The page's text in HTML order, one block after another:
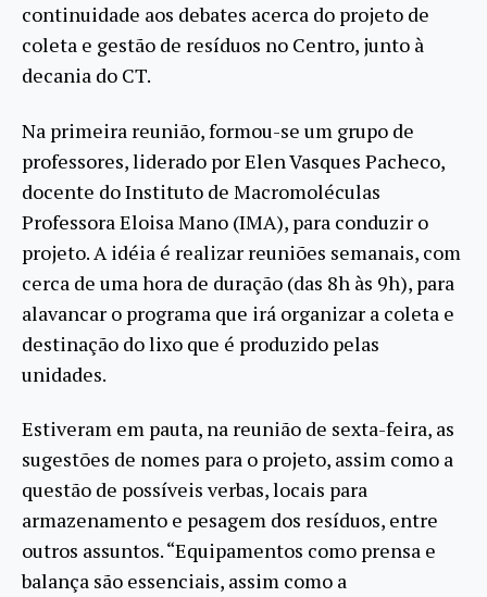
continuidade aos debates acerca do projeto de
coleta e gestão de resíduos no Centro, junto à
decania do CT.
Na primeira reunião, formou-se um grupo de
professores, liderado por Elen Vasques Pacheco,
docente do Instituto de Macromoléculas
Professora Eloisa Mano (IMA), para conduzir o
projeto. A idéia é realizar reuniões semanais, com
cerca de uma hora de duração (das 8h às 9h), para
alavancar o programa que irá organizar a coleta e
destinação do lixo que é produzido pelas
unidades.
Estiveram em pauta, na reunião de sexta-feira, as
sugestões de nomes para o projeto, assim como a
questão de possíveis verbas, locais para
armazenamento e pesagem dos resíduos, entre
outros assuntos. “Equipamentos como prensa e
balança são essenciais, assim como a